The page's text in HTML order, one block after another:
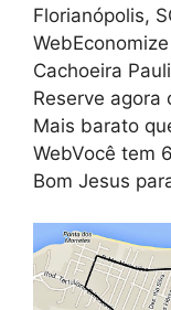
Florianópolis,
Cachoeira
Reserve agora
Mais barato
WebVocê tem
Bom Jesus